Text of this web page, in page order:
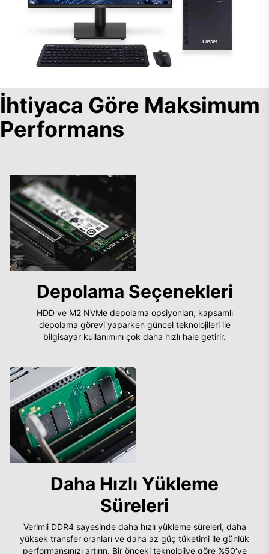
İhtiyaca Göre Maksimum
Performans
Depolama Seçenekleri
HDD ve M2 NVMe depolama opsiyonları, kapsamlı
depolama görevi yaparken güncel teknolojileri ile
bilgisayar kullanımını çok daha hızlı hale getirir.
Daha Hızlı Yükleme
Süreleri
Verimli DDR4 sayesinde daha hızlı yükleme süreleri, daha
yüksek transfer oranları ve daha az güç tüketimi ile günlük
performansınızı artırın. Bir önceki teknolojiye göre %50’ye